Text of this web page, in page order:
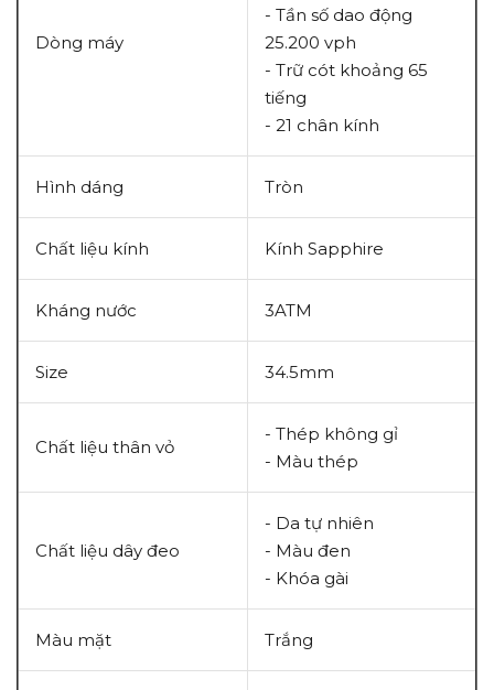
Dòng máy
- Tần số dao động
25.200 vph
- Trữ cót khoảng 65
tiếng
- 21 chân kính
Hình dáng Tròn
Chất liệu kính Kính Sapphire
Kháng nước 3ATM
Size 34.5mm
Chất liệu thân vỏ
- Thép không gỉ
- Màu thép
Chất liệu dây đeo
- Da tự nhiên
- Màu đen
- Khóa gài
Màu mặt Trắng